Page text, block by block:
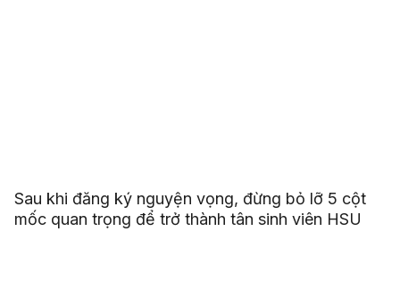
Sau khi đăng ký nguyện vọng, đừng bỏ lỡ 5 cột
mốc quan trọng để trở thành tân sinh viên HSU